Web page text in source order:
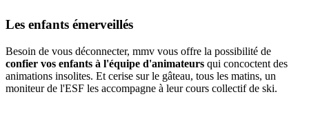
Les enfants émerveillés
Besoin de vous déconnecter, mmv vous offre la possibilité de
confier vos enfants à l'équipe d'animateurs qui concoctent des
animations insolites. Et cerise sur le gâteau, tous les matins, un
moniteur de l'ESF les accompagne à leur cours collectif de ski.